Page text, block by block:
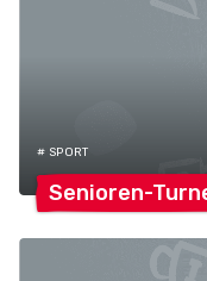
# SPORT
Senioren-